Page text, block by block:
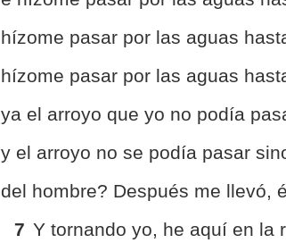
hízome pasar por las aguas
hízome pasar por las aguas
ya el arroyo que yo no podía
y el arroyo no se podía pasar
del hombre? Después me llevó,
7 Y tornando yo, he aquí en la